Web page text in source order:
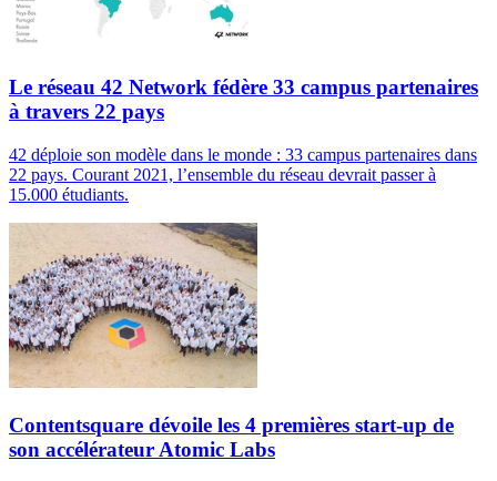
Le réseau 42 Network fédère 33 campus partenaires
à travers 22 pays
42 déploie son modèle dans le monde : 33 campus partenaires dans
22 pays. Courant 2021, l’ensemble du réseau devrait passer à
15.000 étudiants.
Contentsquare dévoile les 4 premières start-up de
son accélérateur Atomic Labs